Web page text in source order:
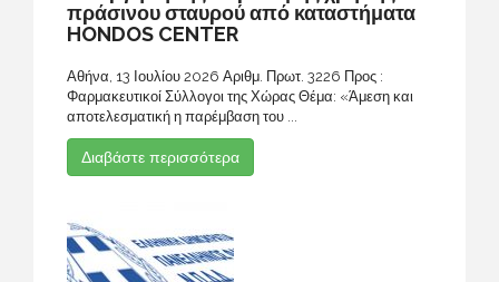
πράσινου σταυρού από καταστήματα
HONDOS CENTER
Αθήνα, 13 Ιουλίου 2026 Αριθμ. Πρωτ. 3226 Προς :
Φαρμακευτικοί Σύλλογοι της Χώρας Θέμα: «Άμεση και
αποτελεσματική η παρέμβαση του ...
Διαβάστε περισσότερα